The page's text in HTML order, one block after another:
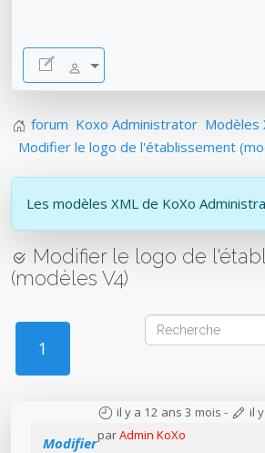
forum Koxo Administrator Modèles
Modifier le logo de l'établissement
Les modèles XML de KoXo
Modifier le logo de
(modèles V4)
1
il y a 12 ans 3 mois - il
parAdmin KoXo
Modifier